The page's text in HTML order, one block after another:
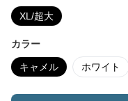
XL/超大
カラー
キャメル ホワイト